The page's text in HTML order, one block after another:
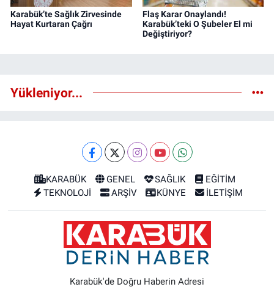
Karabük’te Sağlık Zirvesinde
Hayat Kurtaran Çağrı
Flaş Karar Onaylandı!
Karabük’teki O Şubeler El mi
Değiştiriyor?
Yükleniyor...
KARABÜK GENEL SAĞLIK
EĞİTİM
TEKNOLOJİ
ARŞİV KÜNYE İLETİŞİM
Karabük'de Doğru Haberin Adresi